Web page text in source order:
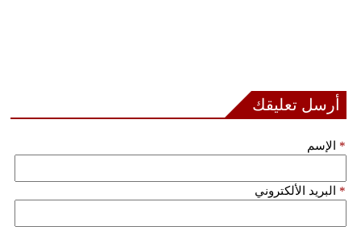
أرسل تعليقك
الإسم *
البريد الألكتروني *